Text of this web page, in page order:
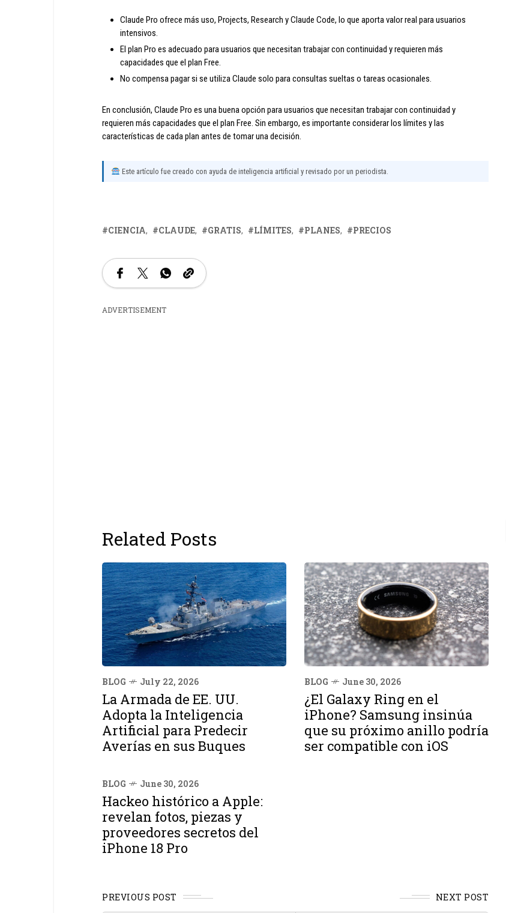
Claude Pro ofrece más uso, Projects, Research y Claude Code, lo que aporta valor real para usuarios
intensivos.
El plan Pro es adecuado para usuarios que necesitan trabajar con continuidad y requieren más
capacidades que el plan Free.
No compensa pagar si se utiliza Claude solo para consultas sueltas o tareas ocasionales.
En conclusión, Claude Pro es una buena opción para usuarios que necesitan trabajar con continuidad y
requieren más capacidades que el plan Free. Sin embargo, es importante considerar los límites y las
características de cada plan antes de tomar una decisión.
Este artículo fue creado con ayuda de inteligencia artificial y revisado por un periodista.
CIENCIA CLAUDE GRATIS LÍMITES PLANES PRECIOS
ADVERTISEMENT
Related Posts
BLOG July 22, 2026
La Armada de EE. UU.
Adopta la Inteligencia
Artificial para Predecir
Averías en sus Buques
BLOG June 30, 2026
¿El Galaxy Ring en el
iPhone? Samsung insinúa
que su próximo anillo podría
ser compatible con iOS
BLOG June 30, 2026
Hackeo histórico a Apple:
revelan fotos, piezas y
proveedores secretos del
iPhone 18 Pro
PREVIOUS POST NEXT POST